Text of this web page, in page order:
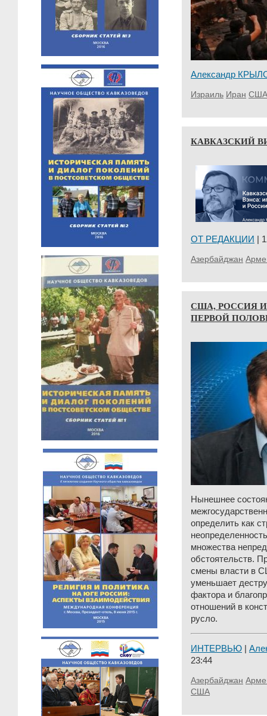
Александр
Израиль Иран США
КАВКАЗСКИЙ
ОТ РЕДАКЦИИ |
Азербайджан
США, РОССИЯ
ПЕРВОЙ
Нынешнее
определить как
множества
обстоятельств.
смены власти в
уменьшает
фактора и
отношений в
русло.
ИНТЕРВЬЮ
23:44
Азербайджан
США